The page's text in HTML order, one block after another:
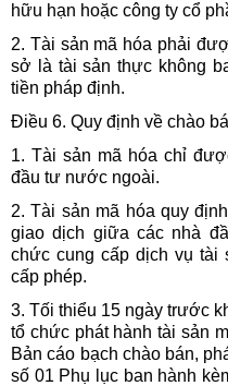
hữu hạn hoặc công ty cổ
2. Tài sản mã hóa phải
sở là tài sản thực không
tiền pháp định.
Điều 6. Quy định về chào
1. Tài sản mã hóa chỉ
đầu tư nước ngoài.
2. Tài sản mã hóa quy
giao dịch giữa các nhà
chức cung cấp dịch vụ tài
cấp phép.
3. Tối thiểu 15 ngày trước
tổ chức phát hành tài sản
Bản cáo bạch chào bán,
số 01 Phụ lục ban hành